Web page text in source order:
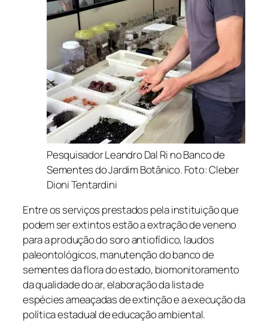
Pesquisador Leandro Dal Ri no Banco de
Sementes do Jardim Botânico. Foto: Cleber
Dioni Tentardini
Entre os serviços prestados pela instituição que
podem ser extintos estão a extração de veneno
para a produção do soro antiofídico, laudos
paleontológicos, manutenção do banco de
sementes da flora do estado, biomonitoramento
da qualidade do ar, elaboração da lista de
espécies ameaçadas de extinção e a execução da
política estadual de educação ambiental.